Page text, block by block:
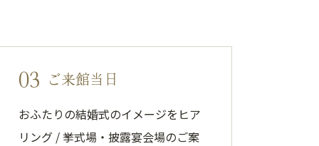
03 ご来館当日
おふたりの結婚式のイメージをヒア
リング / 挙式場・披露宴会場のご案